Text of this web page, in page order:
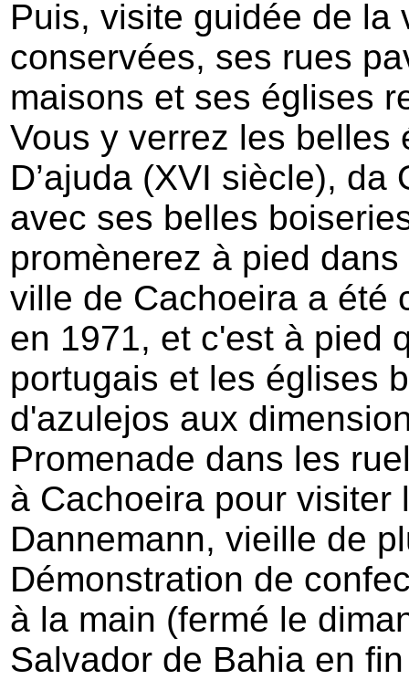
Puis, visite guidée de la
conservées, ses rues
maisons et ses églises
Vous y verrez les belles
D’ajuda (XVI siècle), da
avec ses belles
promènerez à pied
ville de Cachoeira a été
en 1971, et c'est à pied
portugais et les églises
d'azulejos aux
Promenade dans les
à Cachoeira pour visiter
Dannemann, vieille de
Démonstration de
à la main (fermé le
Salvador de Bahia en fin